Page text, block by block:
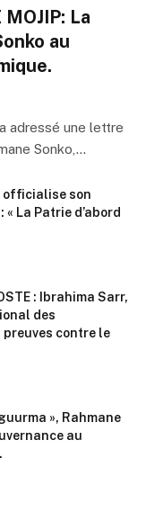
MOJIP: La
au
adressé une lettre
Sonko,…
officialise son
« La Patrie d’abord
: Ibrahima Sarr,
des
contre le
», Rahmane
au